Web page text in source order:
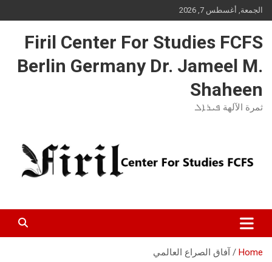
Skip
to
الجمعة, أغسطس 7, 2026
Firil Center For Studies FCFS
Berlin Germany Dr. Jameel M.
Shaheen
ثمرة الآلهة ܦܝܪܐܠ
Home آفاق الصراع العالمي